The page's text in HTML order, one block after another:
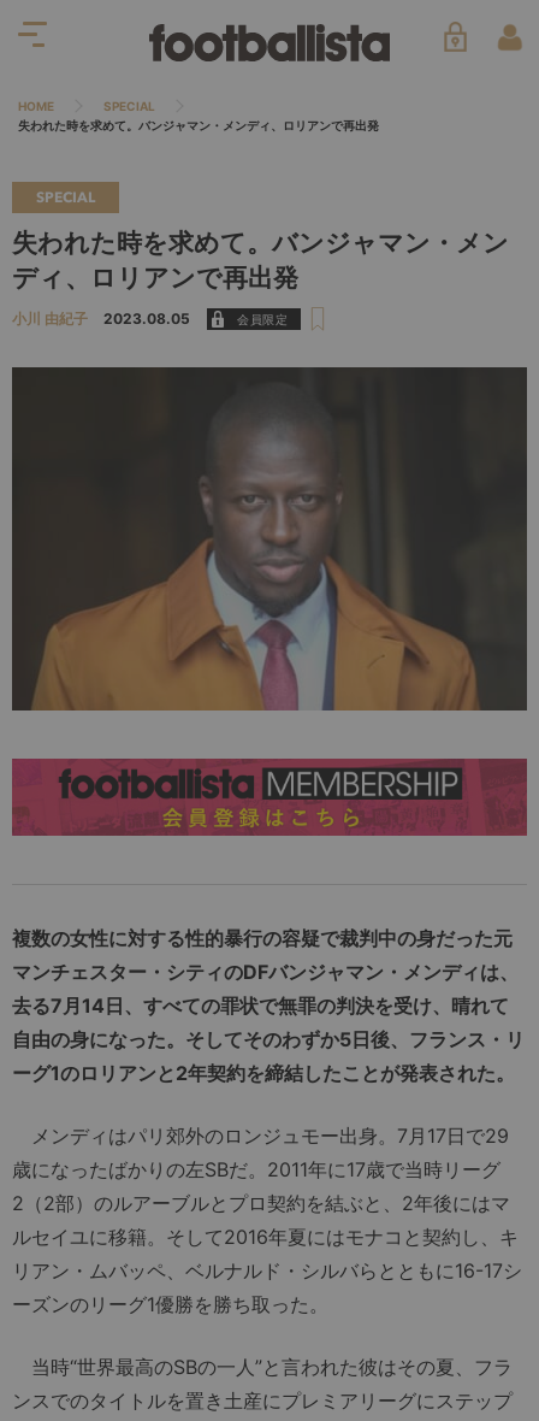
HOME
SPECIAL
失われた時を求めて。バンジャマン・メンディ、ロリアンで再出発
SPECIAL
失われた時を求めて。バンジャマン・メン
ディ、ロリアンで再出発
小川 由紀子 2023.08.05
複数の女性に対する性的暴行の容疑で裁判中の身だった元
マンチェスター・シティのDFバンジャマン・メンディは、
去る7月14日、すべての罪状で無罪の判決を受け、晴れて
自由の身になった。そしてそのわずか5日後、フランス・リ
ーグ1のロリアンと2年契約を締結したことが発表された。
メンディはパリ郊外のロンジュモー出身。7月17日で29
歳になったばかりの左SBだ。2011年に17歳で当時リーグ
2（2部）のルアーブルとプロ契約を結ぶと、2年後にはマ
ルセイユに移籍。そして2016年夏にはモナコと契約し、キ
リアン・ムバッペ、ベルナルド・シルバらとともに16-17シ
ーズンのリーグ1優勝を勝ち取った。
当時“世界最高のSBの一人”と言われた彼はその夏、フラ
ンスでのタイトルを置き土産にプレミアリーグにステップ